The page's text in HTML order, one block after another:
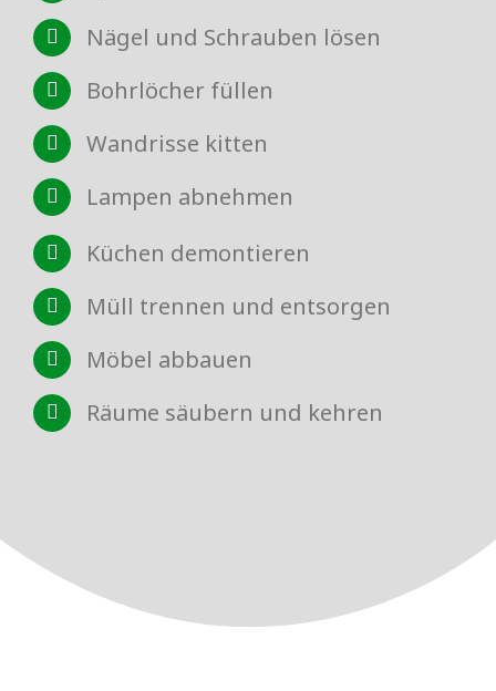
Nägel und Schrauben lösen
Bohrlöcher füllen
Wandrisse kitten
Lampen abnehmen
Küchen demontieren
Müll trennen und entsorgen
Möbel abbauen
Räume säubern und kehren